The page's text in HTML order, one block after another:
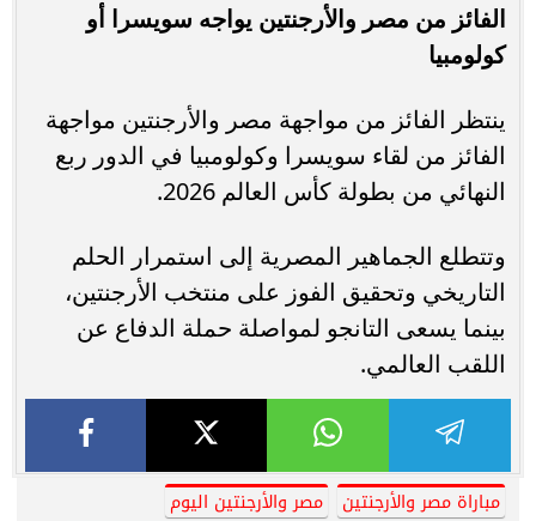
الفائز من مصر والأرجنتين يواجه سويسرا أو
كولومبيا
ينتظر الفائز من مواجهة مصر والأرجنتين مواجهة
الفائز من لقاء سويسرا وكولومبيا في الدور ربع
النهائي من بطولة كأس العالم 2026.
وتتطلع الجماهير المصرية إلى استمرار الحلم
التاريخي وتحقيق الفوز على منتخب الأرجنتين،
بينما يسعى التانجو لمواصلة حملة الدفاع عن
اللقب العالمي.
مباراة مصر والأرجنتين
مصر والأرجنتين اليوم